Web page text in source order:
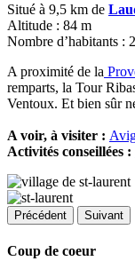
Situé à 9,5 km de
Altitude : 84 m
Nombre d’habitants :
A proximité de la
remparts, la Tour
Ventoux. Et bien sûr
A voir, à visiter :
Activités conseillées :
Précédent Suivant
Coup de coeur